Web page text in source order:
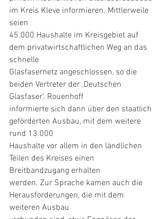
im Kreis Kleve informieren. Mittlerweile
seien
45.000 Haushalte im Kreisgebiet auf
dem privatwirtschaftlichen Weg an das
schnelle
Glasfasernetz angeschlossen, so die
beiden Vertreter der ‚Deutschen
Glasfaser‘. Rouenhoff
informierte sich dann über den staatlich
geförderten Ausbau, mit dem weitere
rund 13.000
Haushalte vor allem in den ländlichen
Teilen des Kreises einen
Breitbandzugang erhalten
werden. Zur Sprache kamen auch die
Herausforderungen, die mit dem
weiteren Ausbau